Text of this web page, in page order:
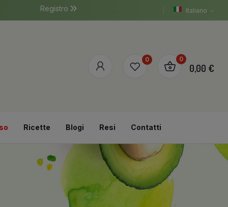
Italiano
Registro
0 0
0,00 €
Ricette Blogi Resi Contatti